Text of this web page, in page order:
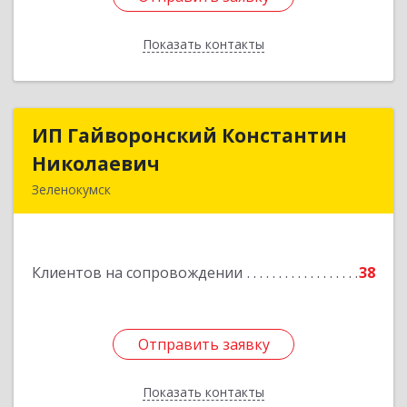
Показать контакты
Назад
ИП Гайворонский Константин
Николаевич
Зеленокумск
Клиентов на сопровождении 38
Отправить заявку
Показать контакты
ИП Гайворонский Константин
Подробнее
Отправить заявку
Назад